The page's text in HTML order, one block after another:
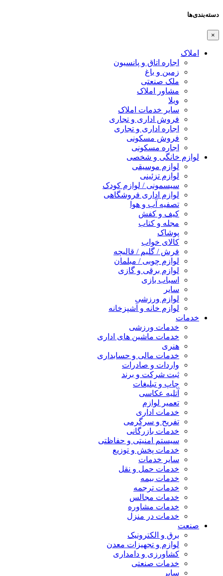
دسته‌بندی‌ها
×
املاک
اجاره اتاق و پانسیون
زمین و باغ
ملک صنعتی
مشاور املاک
ویلا
سایر خدمات املاک
فروش اداری و تجاری
اجاره اداری و تجاری
فروش مسکونی
اجاره مسکونی
لوازم خانگی و شخصی
لوازم موسیقی
لوازم تزئینی
سیسمونی / لوازم کودک
لوازم اداری فروشگاهی
تصفیه آب و هوا
کیف و کفش
مجله و کتاب
پوشاک
کالای خواب
فرش / گلیم / قالیچه
لوازم چوبی / مبلمان
لوازم برقی و گازی
اسباب بازی
سایر
لوازم ورزشی
لوازم خانه و آشپزخانه
خدمات
خدمات ورزشی
خدمات ماشین های اداری
هنری
خدمات مالی و حسابداری
واردات و صادرات
ثبت شرکت و برند
چاپ و تبلیغات
آتلیه عکاسی
تعمیر لوازم
خدمات اداری
تفریح و سرگرمی
خدمات بازرگانی
سیستم امنیتی و حفاظتی
خدمات پخش و توزیع
سایر خدمات
خدمات حمل و نقل
خدمات بیمه
خدمات ترجمه
خدمات مجالس
خدمات مشاوره
خدمات در منزل
صنعت
برق و الکترونیک
لوازم و تجهیزات معدن
کشاورزی و دامداری
خدمات صنعتی
سایر